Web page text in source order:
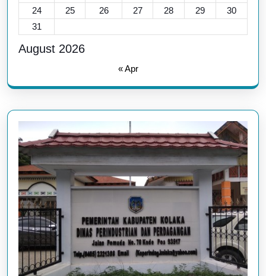
August 2026
24
25 26 27 28 29
30
31
« Apr